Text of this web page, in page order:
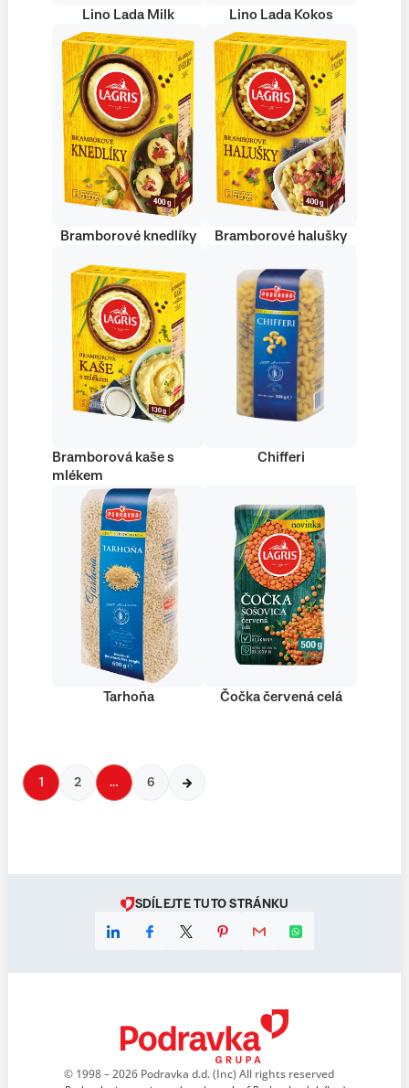
Lino Lada Milk Lino Lada Kokos
Bramborové knedlíky Bramborové halušky
Bramborová kaše s
mlékem
Chifferi
Tarhoňa Čočka červená celá
1 2 … 6
SDÍLEJTE TUTO STRÁNKU
© 1998 – 2026 Podravka d.d. (Inc) All rights reserved